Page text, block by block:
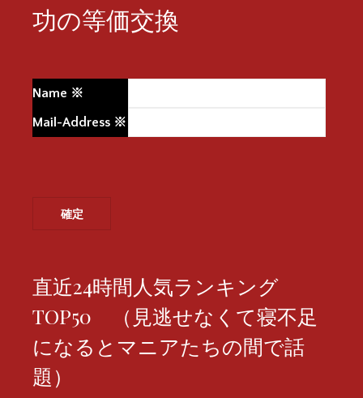
功の等価交換
Name ※
Mail-Address ※
直近24時間人気ランキング
TOP50 （見逃せなくて寝不足
になるとマニアたちの間で話
題）